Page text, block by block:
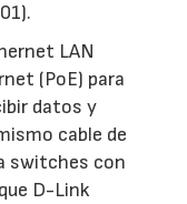
LAN
(PoE) para
datos y
cable de
switches con
D-Link